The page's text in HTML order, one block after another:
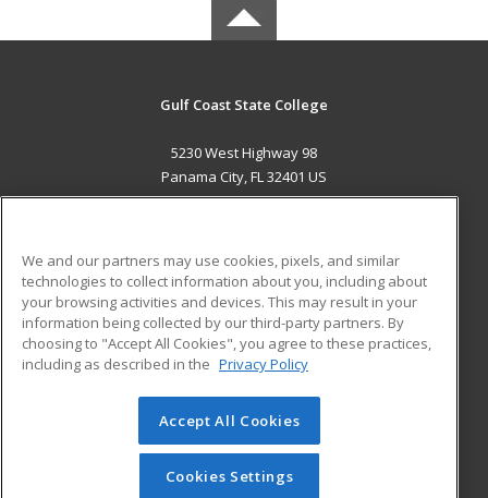
Gulf Coast State College
5230 West Highway 98
Panama City, FL 32401 US
ADDITIONAL RESOURCES
Military
Financial Assistance
Help
Student Blog
© 2026 ed2go, a division of Cengage Learning. All rights
reserved. The material on this site cannot be reproduced or
redistributed unless you have obtained prior written
We and our partners may use cookies, pixels, and similar
technologies to collect information about you, including about
your browsing activities and devices. This may result in your
information being collected by our third-party partners. By
choosing to "Accept All Cookies", you agree to these practices,
including as described in the Privacy Policy
Accept All Cookies
Cookies Settings